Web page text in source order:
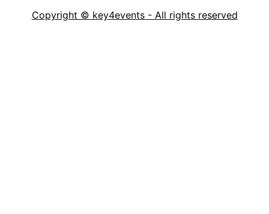
Copyright © key4events - All rights reserved